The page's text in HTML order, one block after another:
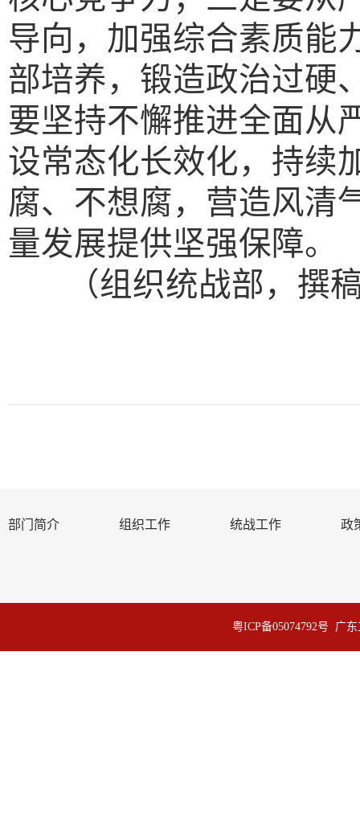
导向，加强综合素质能
部培养，锻造政治过硬
要坚持不懈推进全面从
设常态化长效化，持续
腐、不想腐，营造风清
量发展提供坚强保障。
（组织统战部，撰
部门简介 组织工作 统战工作 政
粤ICP备05074792号 广